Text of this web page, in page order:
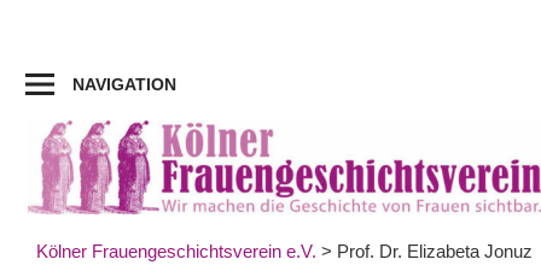
springen
NAVIGATION
Kölner Frauengeschichtsverein e.V. > Prof. Dr. Elizabeta Jonuz